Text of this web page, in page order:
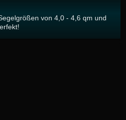
von 4,0 - 4,6 qm und